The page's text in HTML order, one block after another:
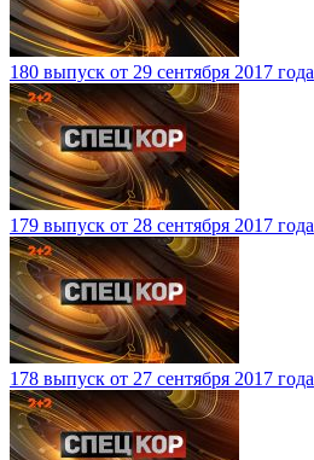
180 выпуск от 29 сентября 2017 года
179 выпуск от 28 сентября 2017 года
178 выпуск от 27 сентября 2017 года